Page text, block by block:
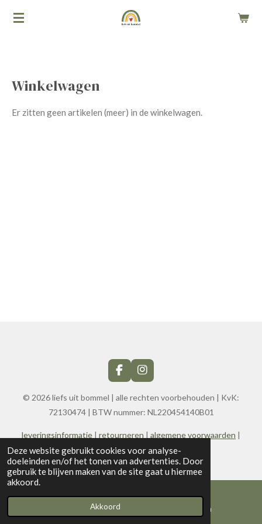
Deze website gebruikt cookies voor analyse-
doeleinden en/of het tonen van advertenties. Door
gebruik te blijven maken van de site gaat u hiermee
akkoord.
Akkoord
Ga
Winkelwagen
Er zitten geen artikelen (meer) in de winkelwagen.
F
a
c
b
o
k
I
n
s
a
r
a
m
© 2026 liefs uit bommel | alle rechten voorbehouden | KvK:
72130474 | BTW nummer: NL220454140B01
leveringsinformatie | retourneren | algemene voorwaarden |
privacy en cookies |contact
Instagram